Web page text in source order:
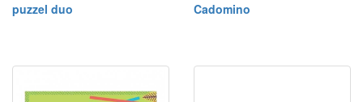
puzzel duo Cadomino